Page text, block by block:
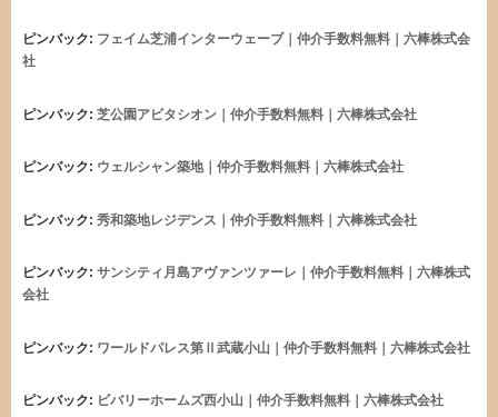
ピンバック: フェイム芝浦インターウェーブ｜仲介手数料無料｜六棒株式会
社
ピンバック: 芝公園アビタシオン｜仲介手数料無料｜六棒株式会社
ピンバック: ウェルシャン築地｜仲介手数料無料｜六棒株式会社
ピンバック: 秀和築地レジデンス｜仲介手数料無料｜六棒株式会社
ピンバック: サンシティ月島アヴァンツァーレ｜仲介手数料無料｜六棒株式
会社
ピンバック: ワールドパレス第Ⅱ武蔵小山｜仲介手数料無料｜六棒株式会社
ピンバック: ビバリーホームズ西小山｜仲介手数料無料｜六棒株式会社